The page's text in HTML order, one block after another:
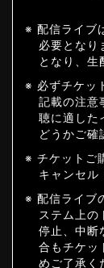
※ 配信ライブ
必要となり
となり、
※ 必ずチケッ
記載の注意
聴に適した
どうかご確
※ チケットご
キャンセル
※ 配信ライブ
ステム上の
停止、中断
合もチケッ
めご了承く